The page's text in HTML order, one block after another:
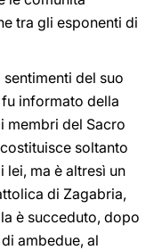
tra gli esponenti di
del suo
informato della
membri del Sacro
soltanto
ma è altresì un
di Zagabria,
è succeduto, dopo
ambedue, al